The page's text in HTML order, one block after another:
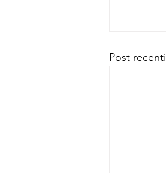
Post recenti